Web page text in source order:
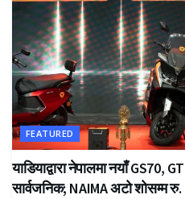
FEATURED
याडियाद्वारा नेपालमा नयाँ GS70,
सार्वजनिक; NAIMA अटो शोसम्म